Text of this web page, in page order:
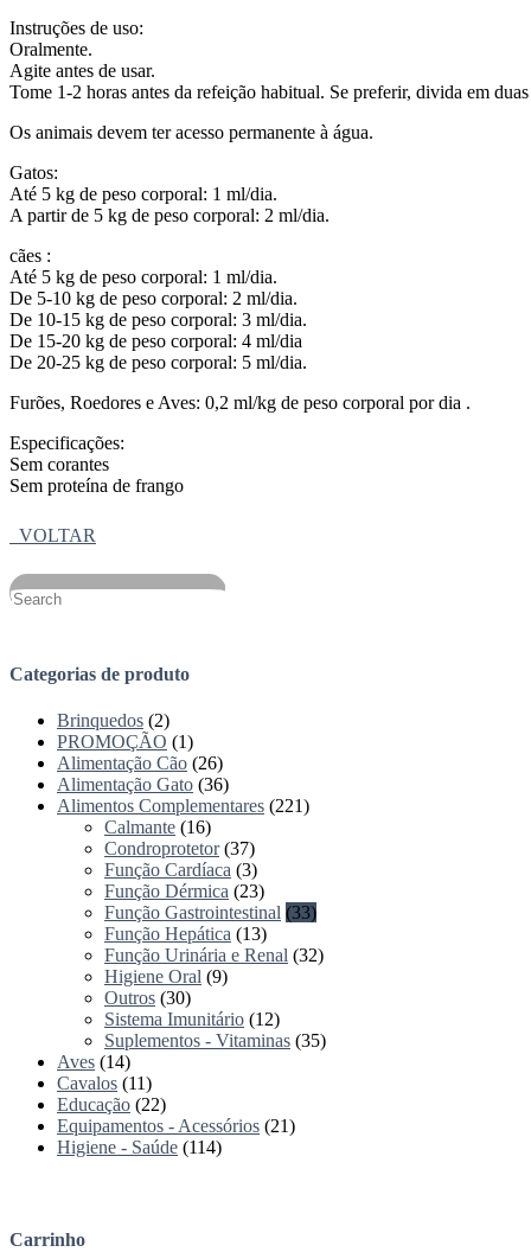
Instruções de uso:
Oralmente.
Agite antes de usar.
Tome 1-2 horas antes da refeição habitual. Se preferir, divida em
Os animais devem ter acesso permanente à água.
Gatos:
Até 5 kg de peso corporal: 1 ml/dia.
A partir de 5 kg de peso corporal: 2 ml/dia.
cães :
Até 5 kg de peso corporal: 1 ml/dia.
De 5-10 kg de peso corporal: 2 ml/dia.
De 10-15 kg de peso corporal: 3 ml/dia.
De 15-20 kg de peso corporal: 4 ml/dia
De 20-25 kg de peso corporal: 5 ml/dia.
Furões, Roedores e Aves: 0,2 ml/kg de peso corporal por dia .
Especificações:
Sem corantes
Sem proteína de frango
VOLTAR
Categorias de produto
Brinquedos (2)
PROMOÇÃO (1)
Alimentação Cão (26)
Alimentação Gato (36)
Alimentos Complementares (221)
Calmante (16)
Condroprotetor (37)
Função Cardíaca (3)
Função Dérmica (23)
Função Gastrointestinal (33)
Função Hepática (13)
Função Urinária e Renal (32)
Higiene Oral (9)
Outros (30)
Sistema Imunitário (12)
Suplementos - Vitaminas (35)
Aves (14)
Cavalos (11)
Educação (22)
Equipamentos - Acessórios (21)
Higiene - Saúde (114)
Carrinho